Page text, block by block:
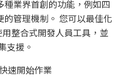
業界首創的功能，例如四
管理機制。 您可以最佳化
整合式開發人員工具，並
支援。
速開始作業